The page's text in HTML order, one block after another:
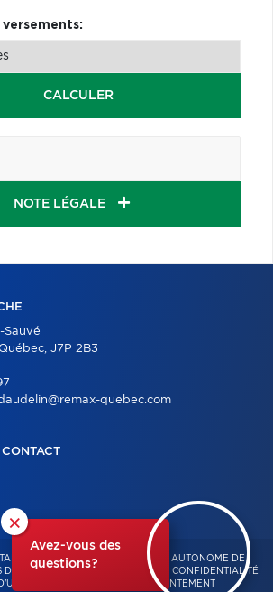
versements:
CALCULER
NOTE LÉGALE
×
Avez-vous des
questions?
Sauvé
J7P 2B3
quebec.com
CONTACT
– FRANCHISÉ INDÉPENDANT ET AUTONOME DE
RÉSERVÉS -
POLITIQUE DE CONFIDENTIALITÉ
GESTION DU CONSENTEMENT